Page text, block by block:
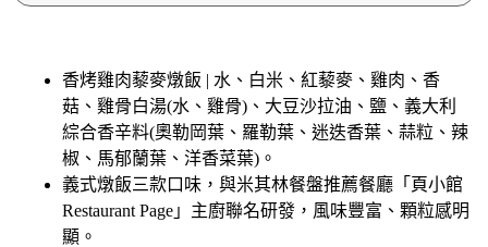
香烤雞肉藜麥燉飯 | 水、白米、紅藜麥、雞肉、香
菇、雞骨白湯(水、雞骨)、大豆沙拉油、鹽、義大利
綜合香辛料(奧勒岡葉、羅勒葉、迷迭香葉、蒜粒、辣
椒、馬郁蘭葉、洋香菜葉)。
義式燉飯三款口味，與米其林餐盤推薦餐廳「頁小館
Restaurant Page」主廚聯名研發，風味豐富、顆粒感明
顯。